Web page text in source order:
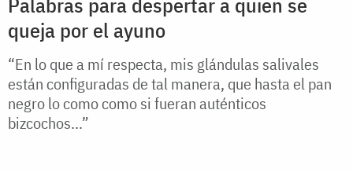
queja por el ayuno
“En lo que a mí respecta, mis glándulas salivales
están configuradas de tal manera, que hasta el pan
negro lo como como si fueran auténticos
bizcochos...”